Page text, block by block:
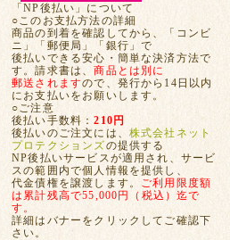
「NP後払い」について
○このお支払方法の詳細
商品の到着を確認してから、「コンビ
ニ」「郵便局」「銀行」で
後払いできる安心・簡単な決済方法で
す。請求書は、商品とは別に
郵送されますので、発行から14日以内
にお支払いをお願いします。
○ご注意
後払い手数料：210円
後払いのご注文には、 株式会社ネット
プロテクションズの提供する
NP後払いサービスが適用され、サービ
スの範囲内で個人情報を提供し、
代金債権を譲渡します。 ご利用限度額
は累計残高で55,000円（税込）迄で
す。
詳細はバナーをクリックしてご確認下
さい。